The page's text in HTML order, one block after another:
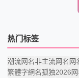
热门标签
潮流网名非主流网名 网
繁體字網名孤独2026网